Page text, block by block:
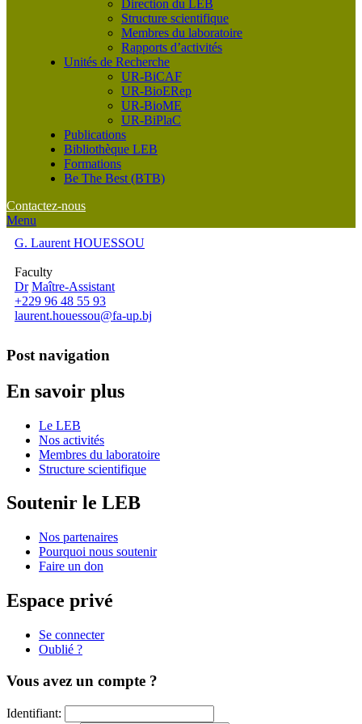
Direction du LEB
Structure scientifique
Membres du laboratoire
Rapports d’activités
Unités de Recherche
UR-BiCAF
UR-BioERep
UR-BioME
UR-BiPlaC
Publications
Bibliothèque LEB
Formations
Be The Best (BTB)
Contactez-nous
Menu
G. Laurent HOUESSOU
Faculty
Dr Maître-Assistant
+229 96 48 55 93
laurent.houessou@fa-up.bj
Post navigation
En savoir plus
Le LEB
Nos activités
Membres du laboratoire
Structure scientifique
Soutenir le LEB
Nos partenaires
Pourquoi nous soutenir
Faire un don
Espace privé
Se connecter
Oublié ?
Vous avez un compte ?
Identifiant: